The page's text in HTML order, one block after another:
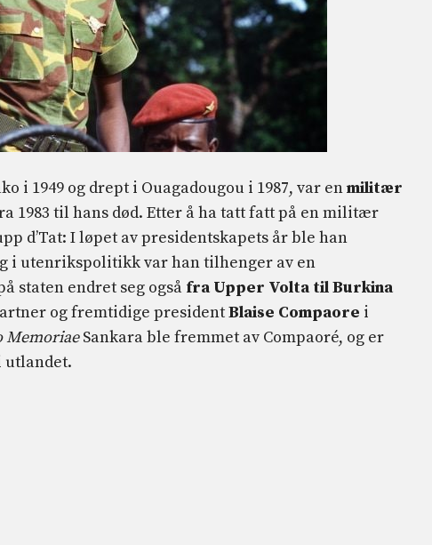
i 1949 og drept i Ouagadougou i 1987, var enmilitær
1983 til hans død. Etter å ha tatt fatt på en militær
d’Tat: I løpet av presidentskapets år ble han
i utenrikspolitikk var han tilhenger av en
staten endret seg også fra Upper Volta til Burkina
og fremtidige presidentBlaise Compaore i
MemoriaeSankara ble fremmet av Compaoré, og er
utlandet.